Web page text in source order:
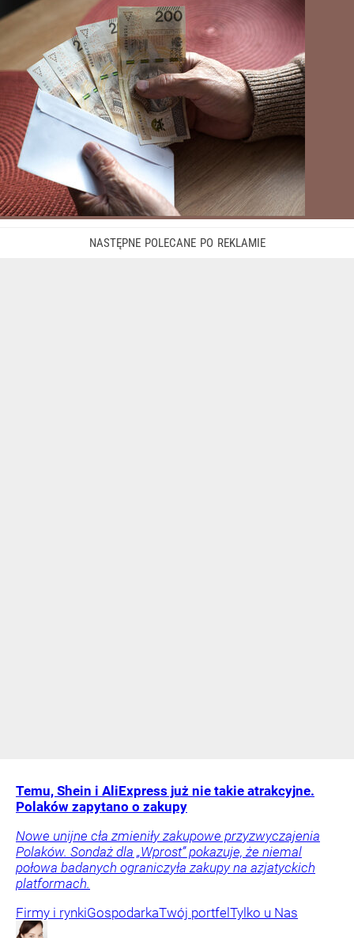
Temu, Shein i AliExpress już nie takie atrakcyjne.
Polaków zapytano o zakupy
Nowe unijne cła zmieniły zakupowe przyzwyczajenia
Polaków. Sondaż dla „Wprost” pokazuje, że niemal
połowa badanych ograniczyła zakupy na azjatyckich
platformach.
Firmy i rynkiGospodarkaTwój portfelTylko u Nas